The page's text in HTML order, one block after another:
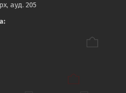
ауд. 205